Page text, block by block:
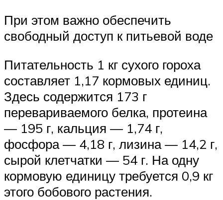
При этом важно обеспечить
свободный доступ к питьевой воде
Питательность 1 кг сухого гороха
составляет 1,17 кормовых единиц.
Здесь содержится 173 г
перевариваемого белка, протеина
— 195 г, кальция — 1,74 г,
фосфора — 4,18 г, лизина — 14,2 г,
сырой клетчатки — 54 г. На одну
кормовую единицу требуется 0,9 кг
этого бобового растения.